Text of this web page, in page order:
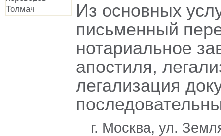
Из основных
письменный
нотариальное
апостиля,
легализация
г. Москва, ул.